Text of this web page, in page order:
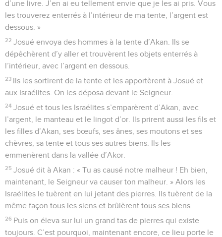
d’une livre. J’en ai eu tellement envie que je les ai pris. Vous
les trouverez enterrés à l’intérieur de ma tente, l’argent est
dessous. »
22 Josué envoya des hommes à la tente d’Akan. Ils se
dépêchèrent d’y aller et trouvèrent les objets enterrés à
l’intérieur, avec l’argent en dessous.
23 Ils les sortirent de la tente et les apportèrent à Josué et
aux Israélites. On les déposa devant le Seigneur.
24 Josué et tous les Israélites s’emparèrent d’Akan, avec
l’argent, le manteau et le lingot d’or. Ils prirent aussi les fils et
les filles d’Akan, ses bœufs, ses ânes, ses moutons et ses
chèvres, sa tente et tous ses autres biens. Ils les
emmenèrent dans la vallée d’Akor.
25 Josué dit à Akan : « Tu as causé notre malheur ! Eh bien,
maintenant, le Seigneur va causer ton malheur. » Alors les
Israélites le tuèrent en lui jetant des pierres. Ils tuèrent de la
même façon tous les siens et brûlèrent tous ses biens.
26 Puis on éleva sur lui un grand tas de pierres qui existe
toujours. C’est pourquoi, maintenant encore, ce lieu porte le